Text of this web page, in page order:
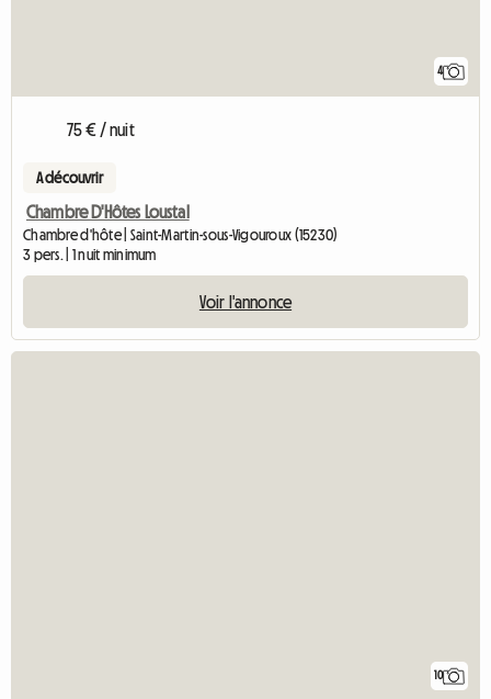
4
75 € / nuit
A découvrir
Chambre D'Hôtes Loustal
Chambre d'hôte | Saint-Martin-sous-Vigouroux (15230)
3 pers. | 1 nuit minimum
Voir l'annonce
10